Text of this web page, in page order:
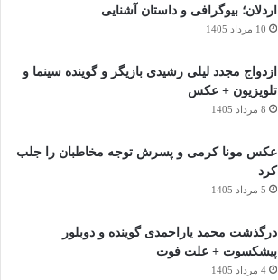
اردلان؛ بیوگرافی و داستان آشنایی
10 مرداد 1405
ازدواج مجدد لیلی رشیدی بازیگر و گوینده سینما و
تلویزیون + عکس
8 مرداد 1405
عکس مونا کرمی و پسرش توجه مخاطبان را جلب
کرد
5 مرداد 1405
درگذشت محمد یاراحمدی گوینده و دوبلور
پیشکسوت + علت فوت
4 مرداد 1405